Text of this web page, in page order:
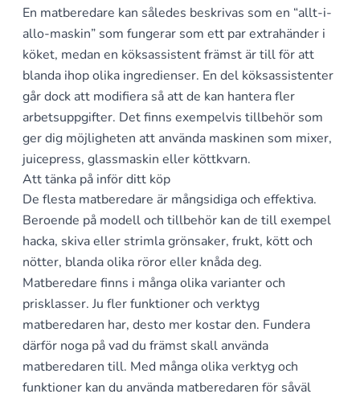
En matberedare kan således beskrivas som en “allt-i-
allo-maskin” som fungerar som ett par extrahänder i
köket, medan en köksassistent främst är till för att
blanda ihop olika ingredienser. En del köksassistenter
går dock att modifiera så att de kan hantera fler
arbetsuppgifter. Det finns exempelvis tillbehör som
ger dig möjligheten att använda maskinen som mixer,
juicepress, glassmaskin eller köttkvarn.
Att tänka på inför ditt köp
De flesta matberedare är mångsidiga och effektiva.
Beroende på modell och tillbehör kan de till exempel
hacka, skiva eller strimla grönsaker, frukt, kött och
nötter, blanda olika röror eller knåda deg.
Matberedare finns i många olika varianter och
prisklasser. Ju fler funktioner och verktyg
matberedaren har, desto mer kostar den. Fundera
därför noga på vad du främst skall använda
matberedaren till. Med många olika verktyg och
funktioner kan du använda matberedaren för såväl